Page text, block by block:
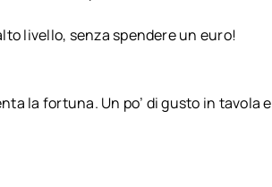
livello, senza spendere un euro!
la fortuna. Un po’ di gusto in tavola e